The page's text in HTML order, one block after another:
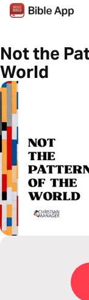
Not the
World